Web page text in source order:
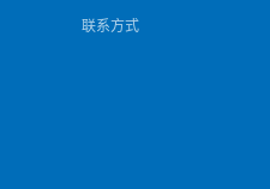
联系方式